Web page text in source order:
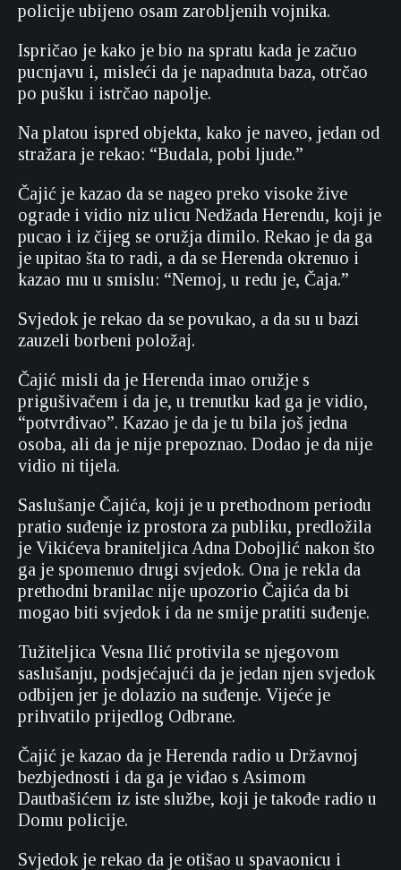
policije ubijeno osam zarobljenih vojnika.
Ispričao je kako je bio na spratu kada je začuo
pucnjavu i, misleći da je napadnuta baza, otrčao
po pušku i istrčao napolje.
Na platou ispred objekta, kako je naveo, jedan od
stražara je rekao: “Budala, pobi ljude.”
Čajić je kazao da se nageo preko visoke žive
ograde i vidio niz ulicu Nedžada Herendu, koji je
pucao i iz čijeg se oružja dimilo. Rekao je da ga
je upitao šta to radi, a da se Herenda okrenuo i
kazao mu u smislu: “Nemoj, u redu je, Čaja.”
Svjedok je rekao da se povukao, a da su u bazi
zauzeli borbeni položaj.
Čajić misli da je Herenda imao oružje s
prigušivačem i da je, u trenutku kad ga je vidio,
“potvrđivao”. Kazao je da je tu bila još jedna
osoba, ali da je nije prepoznao. Dodao je da nije
vidio ni tijela.
Saslušanje Čajića, koji je u prethodnom periodu
pratio suđenje iz prostora za publiku, predložila
je Vikićeva braniteljica Adna Dobojlić nakon što
ga je spomenuo drugi svjedok. Ona je rekla da
prethodni branilac nije upozorio Čajića da bi
mogao biti svjedok i da ne smije pratiti suđenje.
Tužiteljica Vesna Ilić protivila se njegovom
saslušanju, podsjećajući da je jedan njen svjedok
odbijen jer je dolazio na suđenje. Vijeće je
prihvatilo prijedlog Odbrane.
Čajić je kazao da je Herenda radio u Državnoj
bezbjednosti i da ga je viđao s Asimom
Dautbašićem iz iste službe, koji je takođe radio u
Domu policije.
Svjedok je rekao da je otišao u spavaonicu i